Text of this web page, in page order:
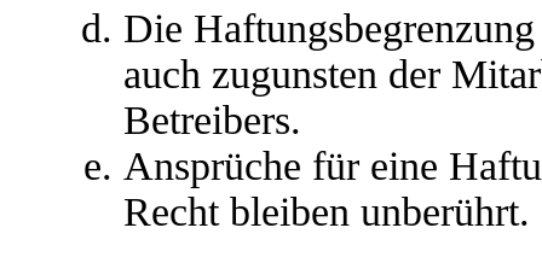
Die
auch zugunsten der
Betreibers.
Ansprüche für eine
Recht bleiben unberührt.